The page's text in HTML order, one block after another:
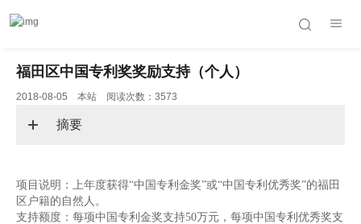
福田区中国专利奖奖励支持（个人）
2018-08-05 本站 阅读次数：3573
摘要
项目说明：上年度获得“中国专利金奖”或“中国专利优秀奖”的福田
区户籍的自然人。
支持额度：每项中国专利金奖支持50万元，每项中国专利优秀奖支